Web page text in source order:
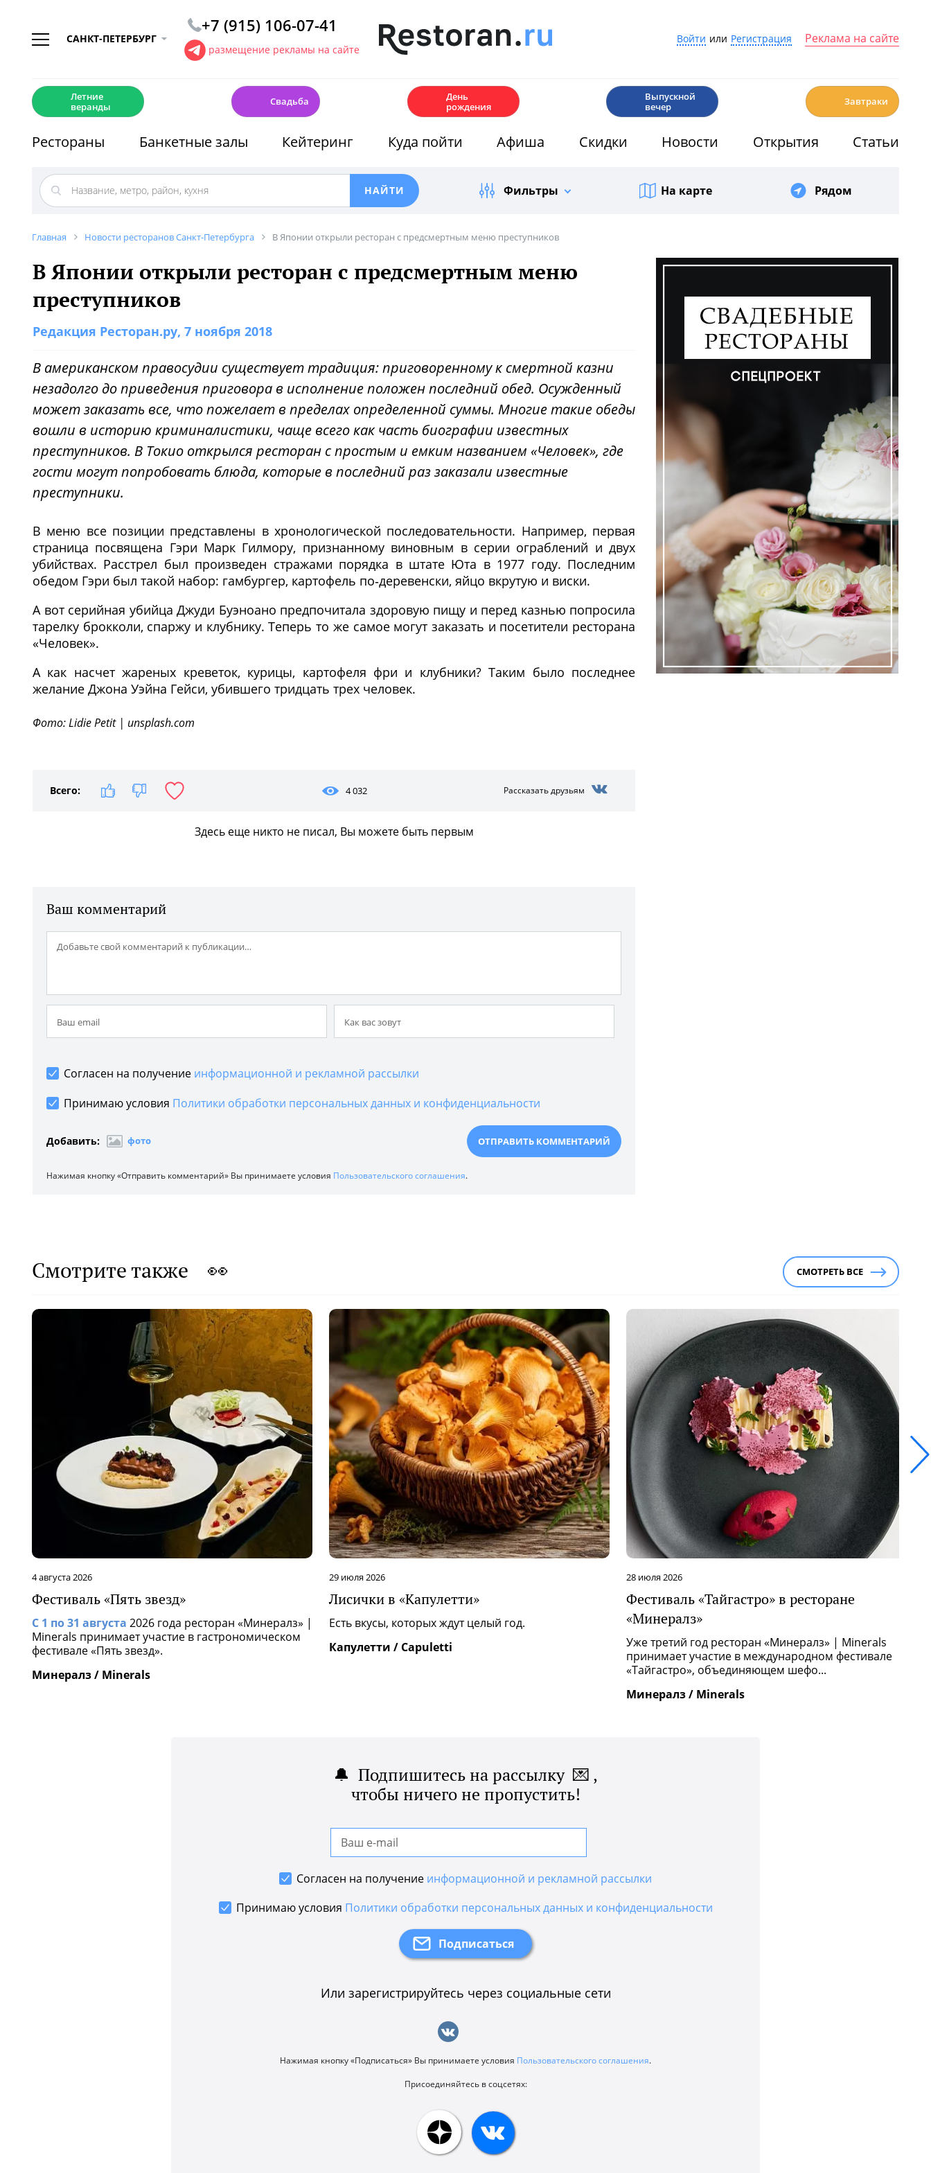
САНКТ-ПЕТЕРБУРГ
+7 (915) 106-07-41
размещение рекламы на сайте
Войти или Регистрация Реклама на сайте
Летние
веранды
Свадьба
День
рождения
Выпускной
вечер
Завтраки
Рестораны Банкетные залы Кейтеринг Куда пойти Афиша Скидки Новости Открытия Статьи
Фильтры На карте Рядом
Главная Новости ресторанов Санкт-Петербурга В Японии открыли ресторан с предсмертным меню преступников
В Японии открыли ресторан с предсмертным меню
преступников
Редакция Ресторан.ру, 7 ноября 2018
В американском правосудии существует традиция: приговоренному к смертной казни
незадолго до приведения приговора в исполнение положен последний обед. Осужденный
может заказать все, что пожелает в пределах определенной суммы. Многие такие обеды
вошли в историю криминалистики, чаще всего как часть биографии известных
преступников. В Токио открылся ресторан с простым и емким названием «Человек», где
гости могут попробовать блюда, которые в последний раз заказали известные
преступники.
В меню все позиции представлены в хронологической последовательности. Например, первая
страница посвящена Гэри Марк Гилмору, признанному виновным в серии ограблений и двух
убийствах. Расстрел был произведен стражами порядка в штате Юта в 1977 году. Последним
обедом Гэри был такой набор: гамбургер, картофель по‑деревенски, яйцо вкрутую и виски.
А вот серийная убийца Джуди Буэноано предпочитала здоровую пищу и перед казнью попросила
тарелку брокколи, спаржу и клубнику. Теперь то же самое могут заказать и посетители ресторана
«Человек».
А как насчет жареных креветок, курицы, картофеля фри и клубники? Таким было последнее
желание Джона Уэйна Гейси, убившего тридцать трех человек.
Фото: Lidie Petit | unsplash.com
Всего: 4 032 Рассказать друзьям
Здесь еще никто не писал, Вы можете быть первым
Ваш комментарий
Согласен на получение информационной и рекламной рассылки
Принимаю условия Политики обработки персональных данных и конфиденциальности
Добавить: фото
Нажимая кнопку «Отправить комментарий» Вы принимаете условия Пользовательского соглашения.
Смотрите также 👀 СМОТРЕТЬ ВСЕ
4 августа 2026
Фестиваль «Пять звезд»
С 1 по 31 августа 2026 года ресторан «Минералз» |
Minerals принимает участие в гастрономическом
фестивале «Пять звезд».
Минералз / Minerals
29 июля 2026
Лисички в «Капулетти»
Есть вкусы, которых ждут целый год.
Капулетти / Capuletti
28 июля 2026
Фестиваль «Тайгастро» в ресторане
«Минералз»
Уже третий год ресторан «Минералз» | Minerals
принимает участие в международном фестивале
«Тайгастро», объединяющем шефо...
Минералз / Minerals
🔔 Подпишитесь на рассылку 💌 ,
чтобы ничего не пропустить!
Согласен на получение информационной и рекламной рассылки
Принимаю условия Политики обработки персональных данных и конфиденциальности
Или зарегистрируйтесь через социальные сети
Нажимая кнопку «Подписаться» Вы принимаете условия Пользовательского соглашения.
Присоединяйтесь в соцсетях: